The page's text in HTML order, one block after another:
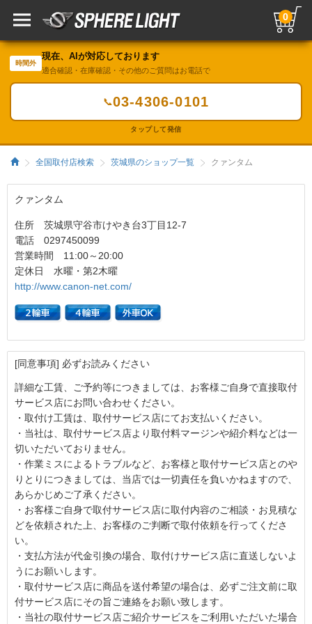
0
時間外
現在、AIが対応しております
適合確認・在庫確認・その他のご質問はお電話で
📞03-4306-0101
タップして発信
全国取付店検索 茨城県のショップ一覧 クァンタム
クァンタム
住所 茨城県守谷市けやき台3丁目12-7
電話 0297450099
営業時間 11:00～20:00
定休日 水曜・第2木曜
http://www.canon-net.com/
[同意事項] 必ずお読みください
詳細な工賃、ご予約等につきましては、お客様ご自身で直接取付
サービス店にお問い合わせください。
・取付け工賃は、取付サービス店にてお支払いください。
・当社は、取付サービス店より取付料マージンや紹介料などは一
切いただいておりません。
・作業ミスによるトラブルなど、お客様と取付サービス店とのや
りとりにつきましては、当店では一切責任を負いかねますので、
あらかじめご了承ください。
・お客様ご自身で取付サービス店に取付内容のご相談・お見積な
どを依頼された上、お客様のご判断で取付依頼を行ってくださ
い。
・支払方法が代金引換の場合、取付けサービス店に直送しないよ
うにお願いします。
・取付サービス店に商品を送付希望の場合は、必ずご注文前に取
付サービス店にその旨ご連絡をお願い致します。
・当社の取付サービス店ご紹介サービスをご利用いただいた場合